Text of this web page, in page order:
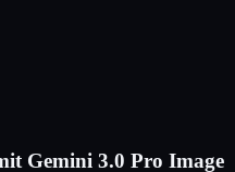
Gemini 3.0 Pro Image